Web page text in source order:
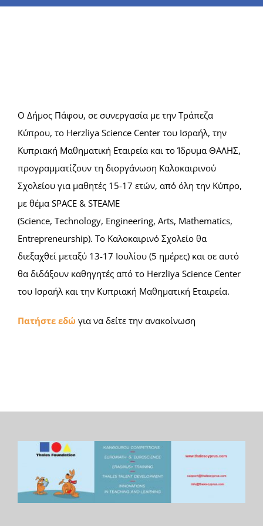
STUDY MEDICINE
Contact Us
Ο Δήμος Πάφου, σε συνεργασία με την Τράπεζα
Κύπρου, το Herzliya Science Center του Ισραήλ, την
Κυπριακή Μαθηματική Εταιρεία και το Ίδρυμα ΘΑΛΗΣ,
προγραμματίζουν τη διοργάνωση Καλοκαιρινού
Σχολείου για μαθητές 15-17 ετών, από όλη την Κύπρο,
με θέμα SPACE & STEAME
(Science, Technology, Engineering, Arts, Mathematics,
Entrepreneurship). Το Καλοκαιρινό Σχολείο θα
διεξαχθεί μεταξύ 13-17 Ιουλίου (5 ημέρες) και σε αυτό
θα διδάξουν καθηγητές από το Herzliya Science Center
του Ισραήλ και την Κυπριακή Μαθηματική Εταιρεία.
Πατήστε εδώ για να δείτε την ανακοίνωση